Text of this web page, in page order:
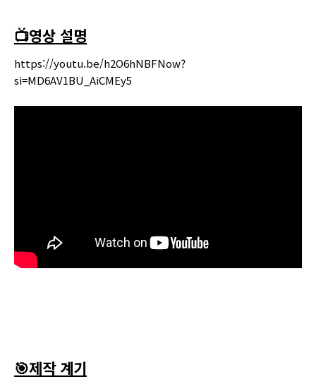
📺영상 설명
https://youtu.be/h2O6hNBFNow?
si=MD6AV1BU_AiCMEy5
🎯제작 계기